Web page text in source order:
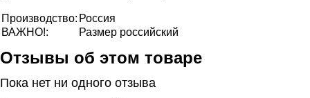
Производство: Россия
ВАЖНО!:
Размер российский
Отзывы об этом товаре
Пока нет ни одного отзыва